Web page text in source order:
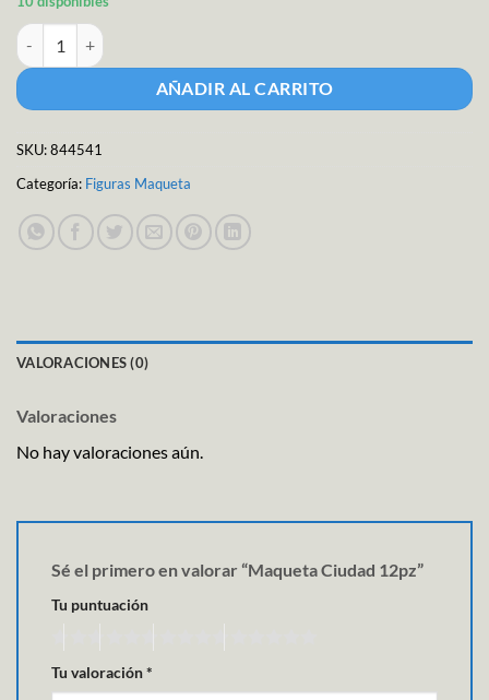
Maqueta Ciudad 12pz cantidad
AÑADIR AL CARRITO
SKU:844541
Categoría: Figuras Maqueta
VALORACIONES (0)
Valoraciones
No hay valoraciones aún.
Sé el primero en valorar “Maqueta Ciudad 12pz”
Tu puntuación
Tu valoración*